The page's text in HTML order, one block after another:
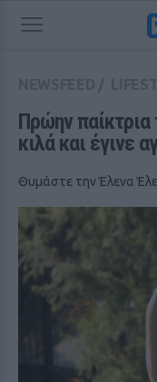
Πρώην
κιλά και έγινε
Θυμάστε την Έλενα